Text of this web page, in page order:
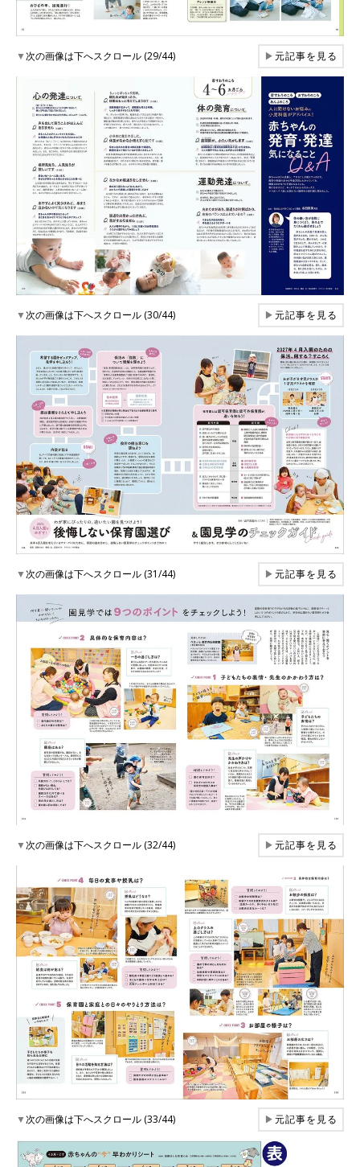
▼次の画像は下へスクロール (29/44) ▶元記事を見る
▼次の画像は下へスクロール (30/44) ▶元記事を見る
▼次の画像は下へスクロール (31/44) ▶元記事を見る
▼次の画像は下へスクロール (32/44) ▶元記事を見る
▼次の画像は下へスクロール (33/44) ▶元記事を見る